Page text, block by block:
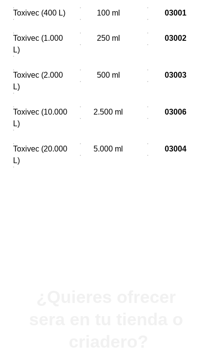
Toxivec (400 L) 100 ml 03001
Toxivec (1.000
L)
250 ml 03002
Toxivec (2.000
L)
500 ml 03003
Toxivec (10.000
L)
2.500 ml 03006
Toxivec (20.000
L)
5.000 ml 03004